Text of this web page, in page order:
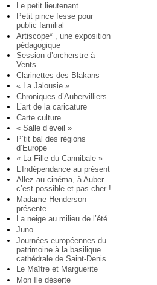
Le petit lieutenant
Petit pince fesse pour
public familial
Artiscope* , une exposition
pédagogique
Session d’orcherstre à
Vents
Clarinettes des Blakans
« La Jalousie »
Chroniques d’Aubervilliers
L’art de la caricature
Carte culture
« Salle d’éveil »
P’tit bal des régions
d’Europe
« La Fille du Cannibale »
L’Indépendance au présent
Allez au cinéma, à Auber
c’est possible et pas cher !
Madame Henderson
présente
La neige au milieu de l’été
Juno
Journées européennes du
patrimoine à la basilique
cathédrale de Saint-Denis
Le Maître et Marguerite
Mon Ile déserte